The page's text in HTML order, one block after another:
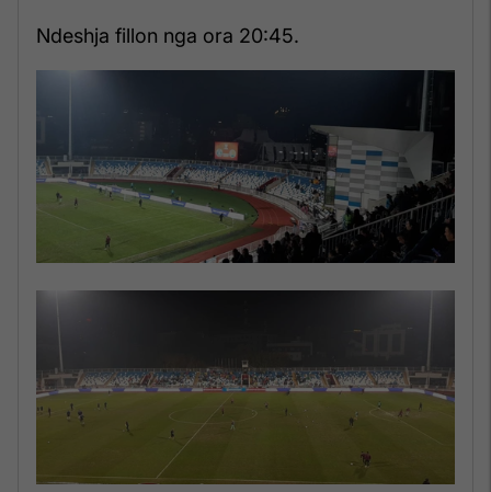
Ndeshja fillon nga ora 20:45.